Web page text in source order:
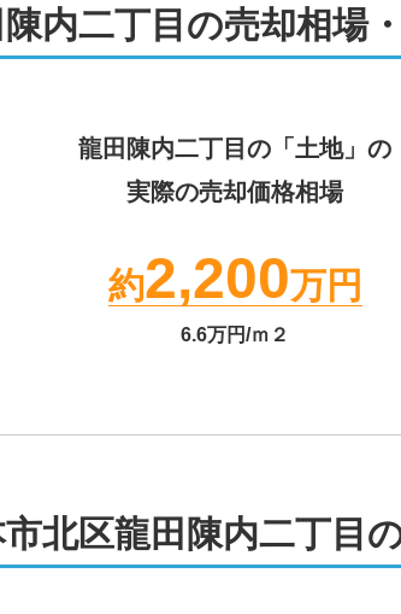
内二丁目 の売却相場
龍田陳内二丁目 の「土地」の
実際の売却価格相場
約2,200万円
6.6万円/ｍ２
北区龍田陳内二丁目